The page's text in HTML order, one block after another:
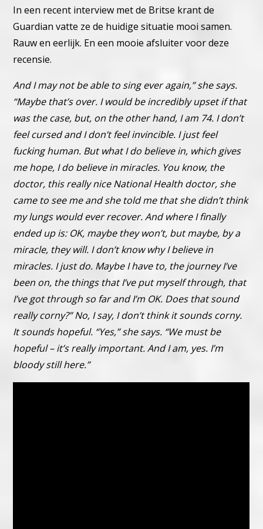
In een recent interview met de Britse krant de
Guardian vatte ze de huidige situatie mooi samen.
Rauw en eerlijk. En een mooie afsluiter voor deze
recensie.
And I may not be able to sing ever again,” she says.
“Maybe that’s over. I would be incredibly upset if that
was the case, but, on the other hand, I am 74. I don’t
feel cursed and I don’t feel invincible. I just feel
fucking human. But what I do believe in, which gives
me hope, I do believe in miracles. You know, the
doctor, this really nice National Health doctor, she
came to see me and she told me that she didn’t think
my lungs would ever recover. And where I finally
ended up is: OK, maybe they won’t, but maybe, by a
miracle, they will. I don’t know why I believe in
miracles. I just do. Maybe I have to, the journey I’ve
been on, the things that I’ve put myself through, that
I’ve got through so far and I’m OK. Does that sound
really corny?” No, I say, I don’t think it sounds corny.
It sounds hopeful. “Yes,” she says. “We must be
hopeful – it’s really important. And I am, yes. I’m
bloody still here.”